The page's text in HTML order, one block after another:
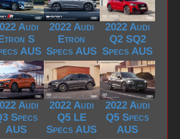
Audi
S
AUS
2022 Audi
Etron
Specs AUS
2022 Audi
Q2 SQ2
Specs AUS
Audi
Specs
AUS
2022 Audi
Q5 LE
Specs AUS
2022 Audi
Q5 Specs
AUS